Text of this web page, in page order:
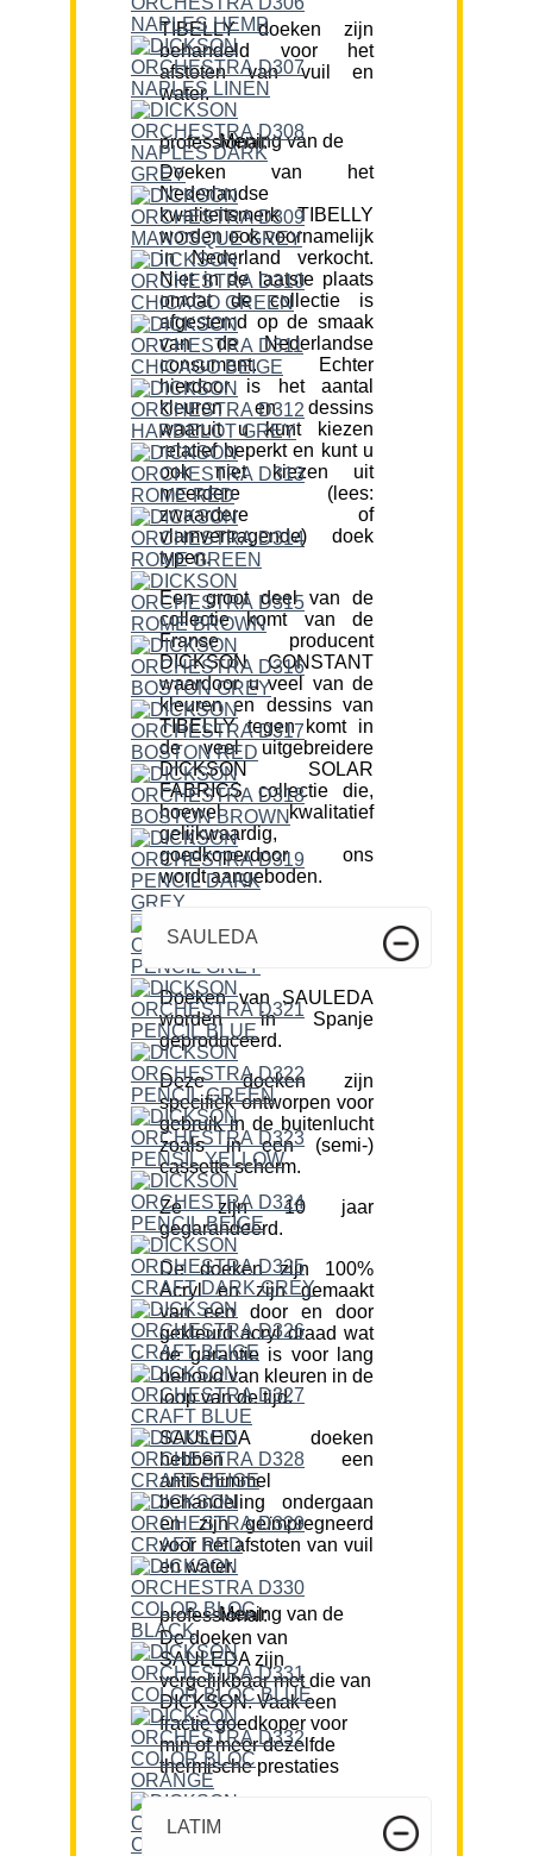
TIBELLY doeken zijn
behandeld voor het
afstoten van vuil en
water.
Mening van de professional:
Doeken van het
Nederlandse
kwaliteitsmerk TIBELLY
worden ook voornamelijk
in Nederland verkocht.
Niet in de laatste plaats
omdat de collectie is
afgestemd op de smaak
van de Nederlandse
consument. Echter
hierdoor is het aantal
kleuren en dessins
waaruit u kunt kiezen
relatief beperkt en kunt u
ook niet kiezen uit
meerdere (lees:
zwaardere of
vlamvertragende) doek
typen.
Een groot deel van de
collectie komt van de
Franse producent
DICKSON CONSTANT
waardoor u veel van de
kleuren en dessins van
TIBELLY tegen komt in
de veel uitgebreidere
DICKSON SOLAR
FABRICS collectie die,
hoewel kwalitatief
gelijkwaardig,
goedkoperdoor ons
wordt aangeboden.
SAULEDA
Doeken van SAULEDA
worden in Spanje
geproduceerd.
Deze doeken zijn
specifiek ontworpen voor
gebruik in de buitenlucht
zoals in een (semi-)
cassette scherm.
Ze zijn 10 jaar
gegarandeerd.
De doeken zijn 100%
Acryl en zijn gemaakt
van een door en door
gekleurd acryl draad wat
de garantie is voor lang
behoud van kleuren in de
loop van de tijd.
SAULEDA doeken
hebben een
antischimmel
behandeling ondergaan
en zijn geïmpregneerd
voor het afstoten van vuil
en water.
Mening van de professional:
De doeken van
SAULEDA zijn
vergelijkbaar met die van
DICKSON. Vaak een
fractie goedkoper voor
min of meer dezelfde
thermische prestaties
LATIM